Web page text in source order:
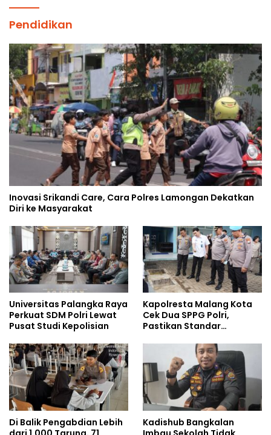
Pendidikan
Inovasi Srikandi Care, Cara Polres Lamongan Dekatkan
Diri ke Masyarakat
Universitas Palangka Raya
Perkuat SDM Polri Lewat
Pusat Studi Kepolisian
Kapolresta Malang Kota
Cek Dua SPPG Polri,
Pastikan Standar
Pengelolaan Limbah
Berjalan Optimal
Di Balik Pengabdian Lebih
Kadishub Bangkalan